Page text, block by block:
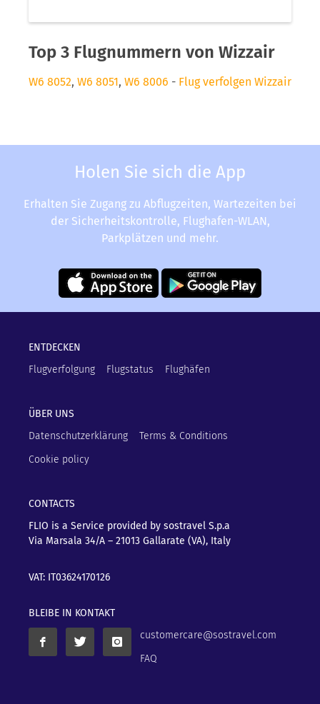
Top 3 Flugnummern von Wizzair
W6 8052, W6 8051, W6 8006 - Flug verfolgen Wizzair
Holen Sie sich die App
Erhalten Sie Zugang zu Abflugzeiten, Wartezeiten bei
der Sicherheitskontrolle, Flughafen-WLAN,
Parkplätzen und mehr.
ENTDECKEN
Flugverfolgung
Flugstatus Flughäfen
ÜBER UNS
Datenschutzerklärung
Terms & Conditions
Cookie policy
CONTACTS
FLIO is a Service provided by sostravel S.p.a
Via Marsala 34/A – 21013 Gallarate (VA), Italy
VAT: IT03624170126
BLEIBE IN KONTAKT
customercare@sostravel.com
FAQ